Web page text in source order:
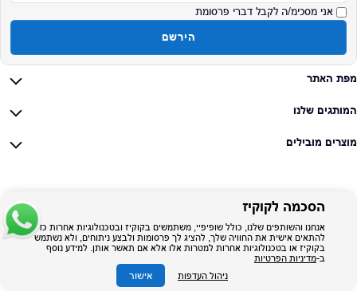
אני מסכימ/ה לקבל דברי פרסומת
הירשם
מפת האתר
המותגים שלנו
מוצרים מובילים
הסכמה לקוקיז
אנחנו והשותפים שלנו, כולל שופיפיי, משתמשים בקוקיז ובטכנולוגיות אחרות כדי
להתאים אישית את החוויה שלך, להציג לך פרסומות ולבצע ניתוחים, ולא נשתמש
בקוקיז או בטכנולוגיות אחרות למטרות אלו אלא אם תאשר אותן. למידע נוסף
ב-מדיניות הפרטיות
אישור ניהול העדפות